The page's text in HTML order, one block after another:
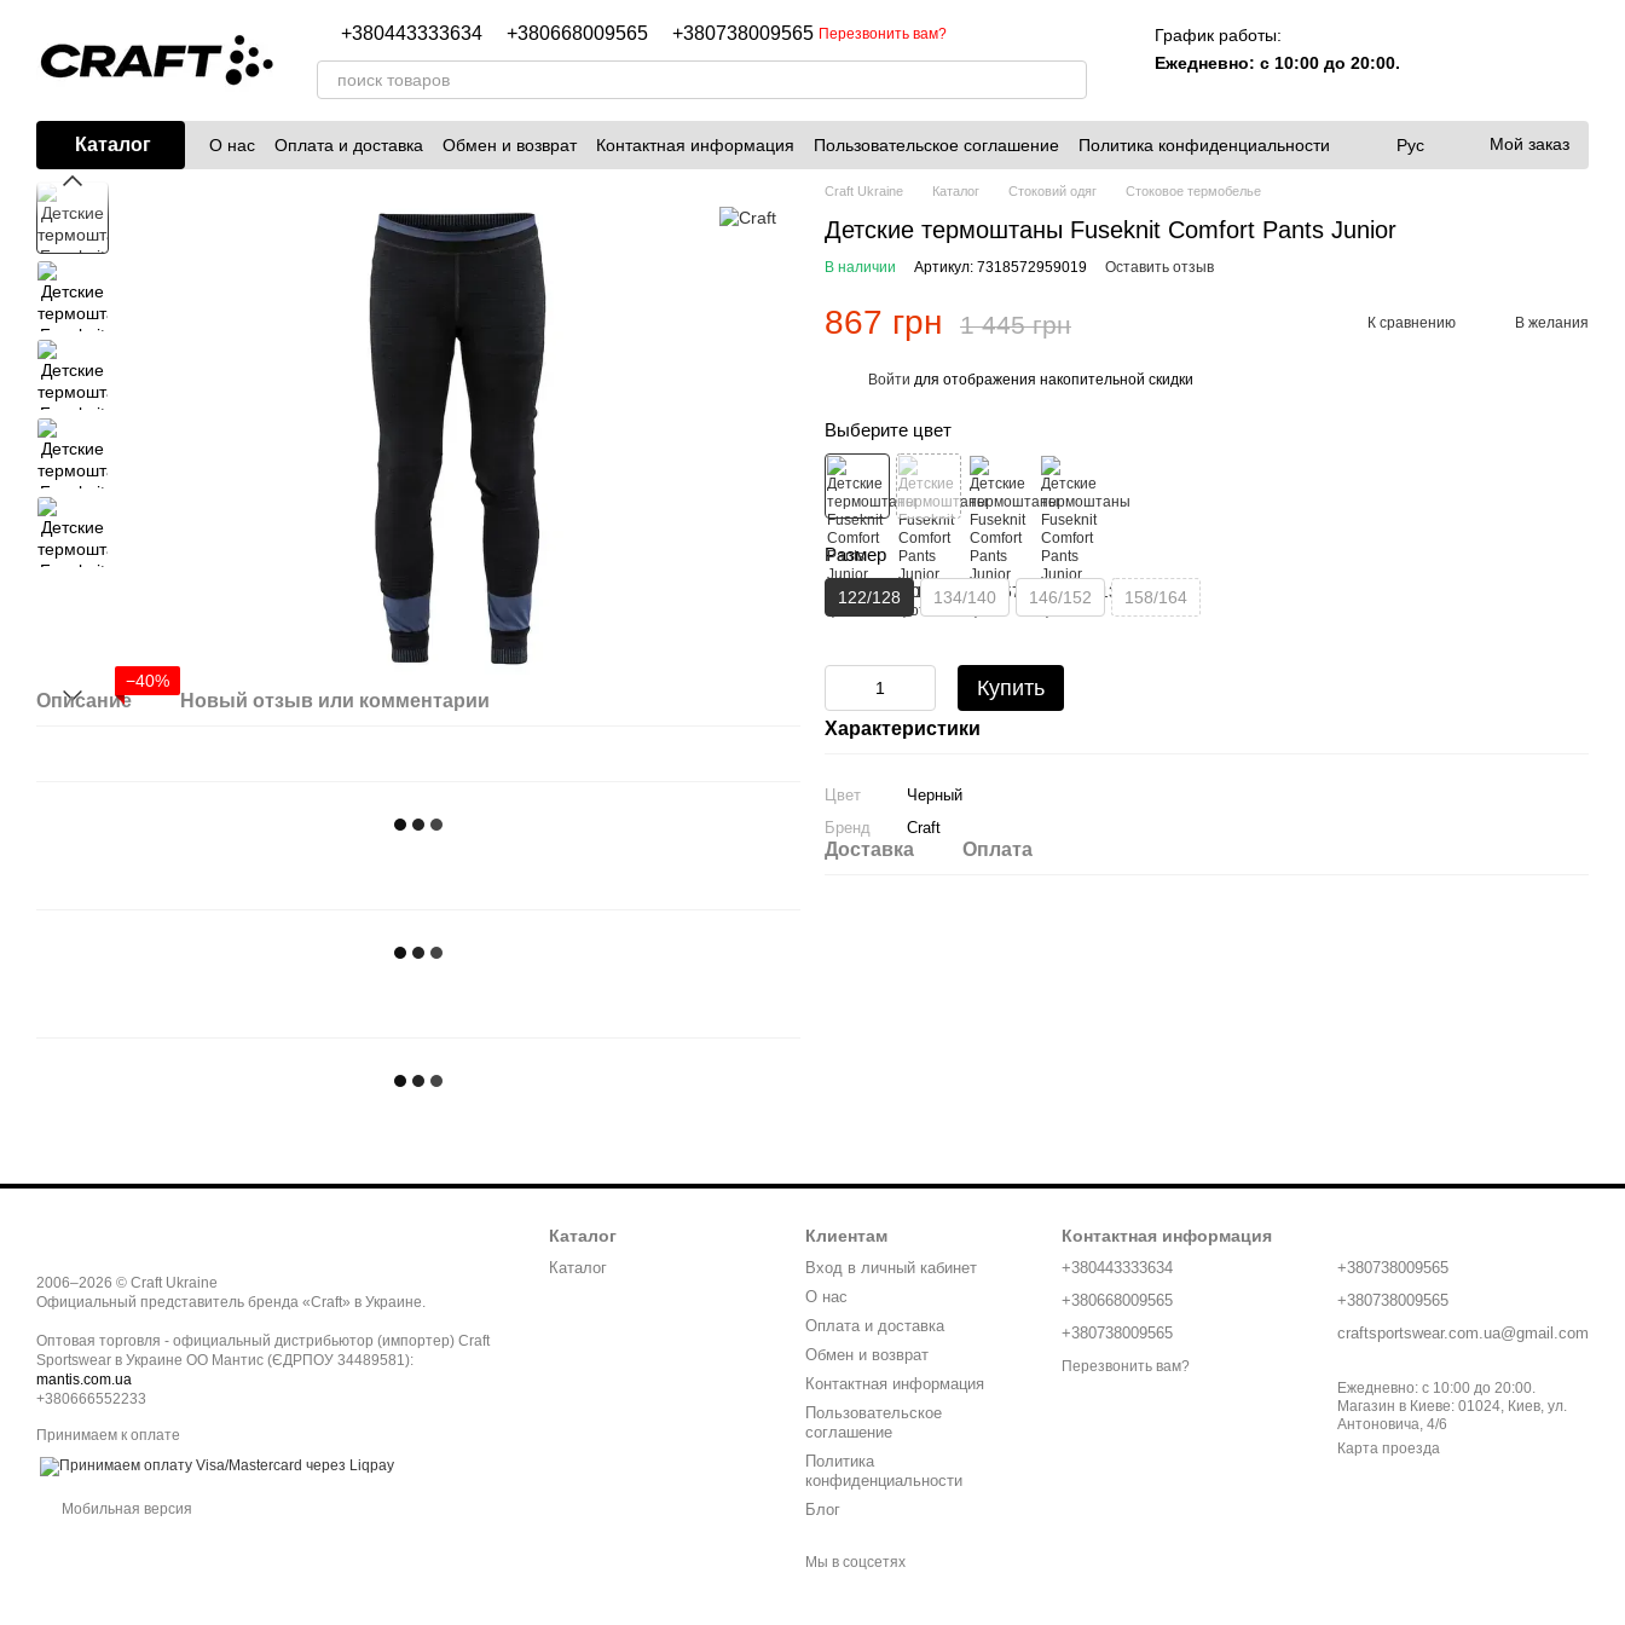
+380443333634 +380668009565 +380738009565 Перезвонить вам?
График работы:
Ежедневно: с 10:00 до 20:00.
Каталог О нас Оплата и доставка Обмен и возврат Контактная информация Пользовательское соглашение
Политика конфиденциальности
Блог
Рус Мой заказ
−40%
Описание Новый отзыв или комментарий
Craft Ukraine Каталог Стоковий одяг Стоковое термобелье
Детские термоштаны Fuseknit Comfort Pants Junior
В наличии Артикул: 7318572959019 Оставить отзыв
867 грн 1 445 грн К сравнению В желания
Войти для отображения накопительной скидки
Выберите цвет
Размер
122/128 134/140 146/152 158/164
Купить
Характеристики
Цвет
Черный
Бренд
Craft
Доставка Оплата
2006–2026 © Craft Ukraine
Официальный представитель бренда «Craft» в Украине.
Оптовая торговля - официальный дистрибьютор (импортер) Craft
Sportswear в Украине ОО Мантис (ЄДРПОУ 34489581):
mantis.com.ua
+380666552233
Принимаем к оплате
Мобильная версия
Каталог
Каталог
Клиентам
Вход в личный кабинет
О нас
Оплата и доставка
Обмен и возврат
Контактная информация
Пользовательское
соглашение
Политика
конфиденциальности
Блог
Мы в соцсетях
Контактная информация
+380443333634
+380668009565
+380738009565
Перезвонить вам?
+380738009565
+380738009565
craftsportswear.com.ua@gmail.com
Ежедневно: с 10:00 до 20:00.
Магазин в Киеве: 01024, Киев, ул.
Антоновича, 4/6
Карта проезда